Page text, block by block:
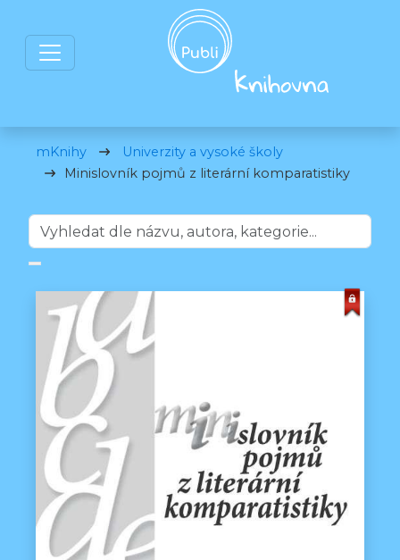
mKnihy
Univerzity a vysoké školy
Minislovník pojmů z literární komparatistiky